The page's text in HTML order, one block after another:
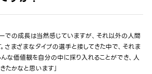
ーでの成長は当然感じていますが、それ以外の人間
さまざまなタイプの選手と接してきた中で、それま
な価値観を自分の中に採り入れることができ、人
たかなと思います」